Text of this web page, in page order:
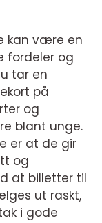
kan være en
fordeler og
tar en
på
og
blant unge.
er at de gir
og
at billetter til
ut raskt,
i gode